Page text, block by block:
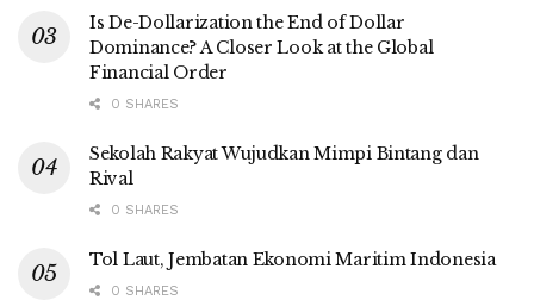
Is De-Dollarization the End of Dollar
Dominance? A Closer Look at the Global
Financial Order
0 SHARES
Sekolah Rakyat Wujudkan Mimpi Bintang dan
Rival
0 SHARES
Tol Laut, Jembatan Ekonomi Maritim Indonesia
0 SHARES